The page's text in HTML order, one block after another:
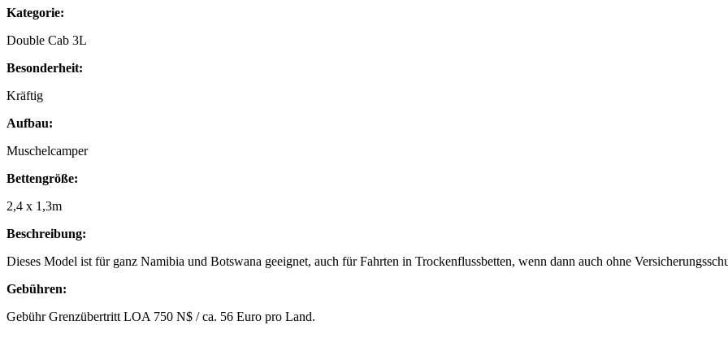
Kategorie:
Double Cab 3L
Besonderheit:
Kräftig
Aufbau:
Muschelcamper
Bettengröße:
2,4 x 1,3m
Beschreibung:
Dieses Model ist für ganz Namibia und Botswana geeignet, auch für Fahrten in Trockenflussbetten, wenn dann auch ohne
Gebühren:
Gebühr Grenzübertritt LOA 750 N$ / ca. 56 Euro pro Land.